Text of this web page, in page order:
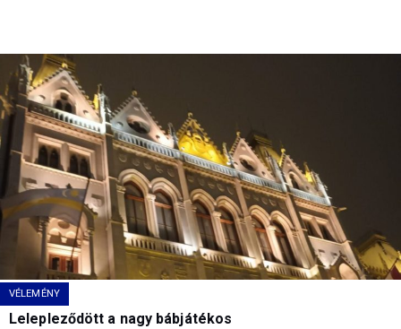
VÉLEMÉNY
Lelepleződött a nagy bábjátékos